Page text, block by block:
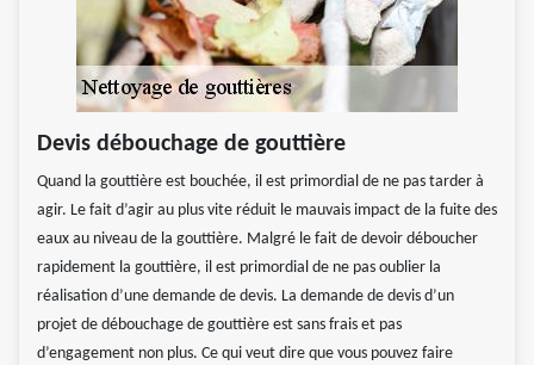
Devis débouchage de gouttière
Quand la gouttière est bouchée, il est primordial de ne pas tarder à
agir. Le fait d’agir au plus vite réduit le mauvais impact de la fuite des
eaux au niveau de la gouttière. Malgré le fait de devoir déboucher
rapidement la gouttière, il est primordial de ne pas oublier la
réalisation d’une demande de devis. La demande de devis d’un
projet de débouchage de gouttière est sans frais et pas
d’engagement non plus. Ce qui veut dire que vous pouvez faire